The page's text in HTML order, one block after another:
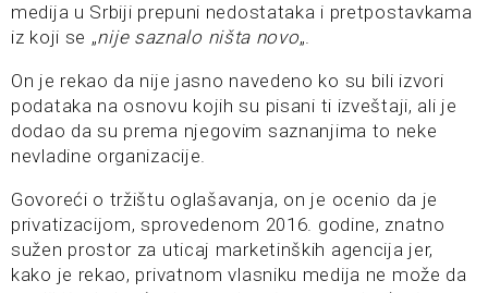
medija u Srbiji prepuni nedostataka i pretpostavkama
iz koji se „nije saznalo ništa novo„.
On je rekao da nije jasno navedeno ko su bili izvori
podataka na osnovu kojih su pisani ti izveštaji, ali je
dodao da su prema njegovim saznanjima to neke
nevladine organizacije.
Govoreći o tržištu oglašavanja, on je ocenio da je
privatizacijom, sprovedenom 2016. godine, znatno
sužen prostor za uticaj marketinških agencija jer,
kako je rekao, privatnom vlasniku medija ne može da